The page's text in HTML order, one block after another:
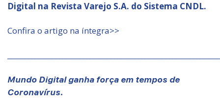
Digital na Revista Varejo S.A. do Sistema CNDL.
Confira o artigo na íntegra>>
Mundo Digital ganha força em tempos de
Coronavírus.